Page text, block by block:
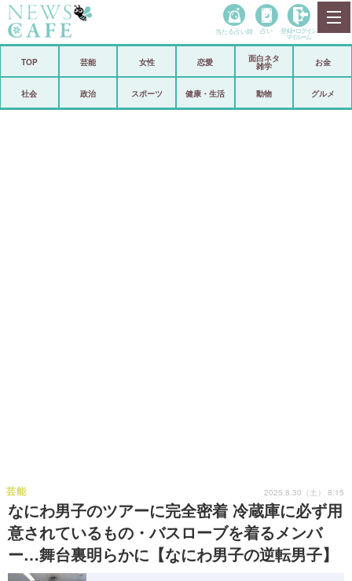
政治
当たる占い師 占い 登録• ログイン
マイルーム
TOP 芸能 女性 恋愛
面白ネタ
雑学
お金
社会 政治 スポーツ 健康・生活 動物 グルメ
なにわ男子のツアーに完全密着 冷蔵庫に必ず用
意されているもの・バスローブを着るメンバ
ー…舞台裏明らかに【なにわ男子の逆転男子】
芸能 2025.8.30（土） 8:15